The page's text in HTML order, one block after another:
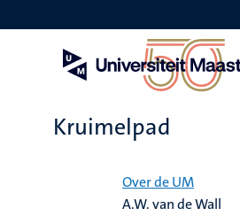
en
Kruimelpad
Over de UM
A.W. van de Wall